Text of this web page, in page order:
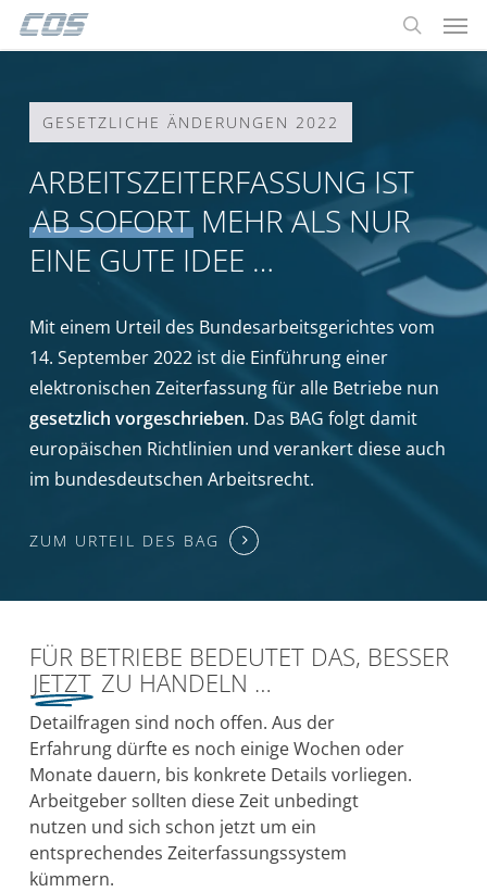
Skip
content
search
GESETZLICHE ÄNDERUNGEN 2022
ARBEITSZEITERFASSUNG IST
AB SOFORT MEHR ALS NUR
EINE GUTE IDEE …
Mit einem Urteil des Bundesarbeitsgerichtes vom
14. September 2022 ist die Einführung einer
elektronischen Zeiterfassung für alle Betriebe nun
gesetzlich vorgeschrieben. Das BAG folgt damit
europäischen Richtlinien und verankert diese auch
im bundesdeutschen Arbeitsrecht.
ZUM URTEIL DES BAG
FÜR BETRIEBE BEDEUTET DAS, BESSER
JETZT ZU HANDELN …
Detailfragen sind noch offen. Aus der
Erfahrung dürfte es noch einigeWochen oder
Monate dauern, bis konkrete Details vorliegen.
Arbeitgebersollten dieseZeit unbedingt
nutzen und sich schon jetzt um ein
entsprechendes Zeiterfassungssystem
kümmern.
Menu